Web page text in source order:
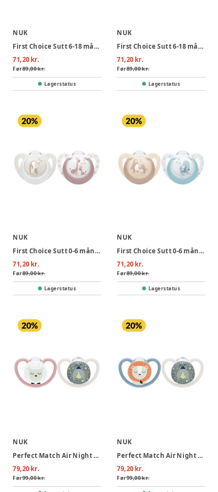
NUK
First Choice Sutt 6-18 mån - Monkey/Kangaroo
71,20 kr.
Før89,00 kr.
Lagerstatus
NUK
First Choice Sutt 6-18 mån - Turtle/Whale
71,20 kr.
Før89,00 kr.
Lagerstatus
NUK
First Choice Sutt 0-6 mån - Penguin/Giraffe
71,20 kr.
Før89,00 kr.
Lagerstatus
NUK
First Choice Sutt 0-6 mån - Bear/Seahorse
71,20 kr.
Før89,00 kr.
Lagerstatus
NUK
Perfect Match Air Night Sutt 6-18 mån - Sheep
79,20 kr.
Før99,00 kr.
NUK
Perfect Match Air Night Sutt 6-18 mån - Lion
79,20 kr.
Før99,00 kr.